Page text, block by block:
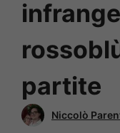
partite
Niccolò